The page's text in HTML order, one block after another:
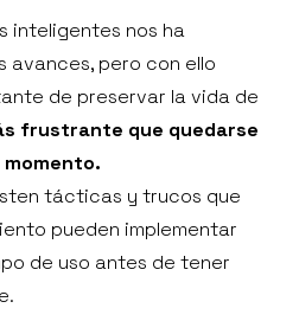
inteligentes nos ha
avances, pero con ello
de preservar la vida de
frustrante que quedarse
tácticas y trucos que
pueden implementar
de uso antes de tener